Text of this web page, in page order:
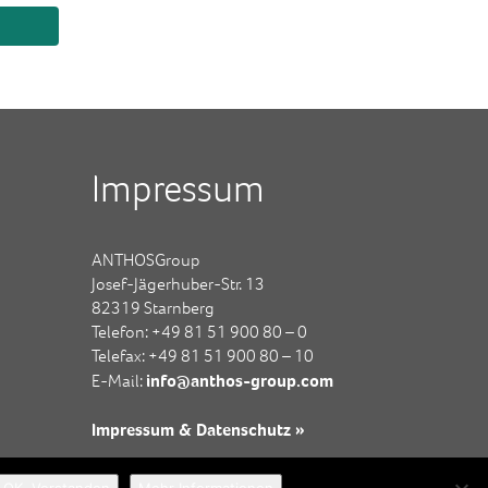
Impressum
ANTHOSGroup
Josef-Jägerhuber-Str. 13
82319 Starnberg
Telefon: +49 81 51 900 80 – 0
Telefax: +49 81 51 900 80 – 10
E-Mail: info@anthos-group.com
Impressum & Datenschutz »